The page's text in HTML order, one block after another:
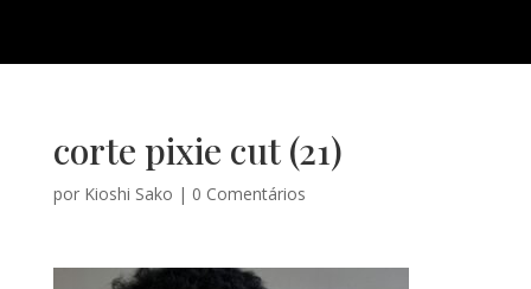
corte pixie cut (21)
por Kioshi Sako | 0 Comentários